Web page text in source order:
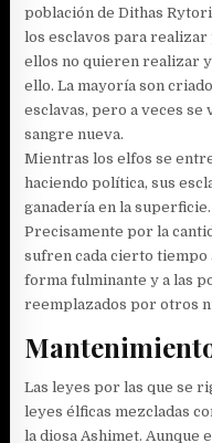
población de Dithas
los esclavos para realizar
ellos no quieren realizar
ello. La mayoría son
esclavas, pero a veces se
sangre nueva.
Mientras los elfos se
haciendo política, sus
ganadería en la superficie.
Precisamente por la
sufren cada cierto tiempo
forma fulminante y a las
reemplazados por otros
Las leyes por las que se
leyes élficas mezcladas
la diosa Ashimet. Aunque